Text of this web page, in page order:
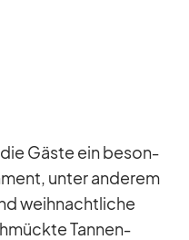
die Gäste ein be­son­
un­ter an­de­rem
weih­nacht­li­che
Tan­nen­